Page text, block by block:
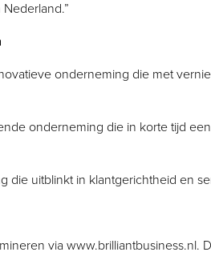
onderneming die met
onderneming die in korte tijd
die uitblinkt in klantgerichtheid en
via